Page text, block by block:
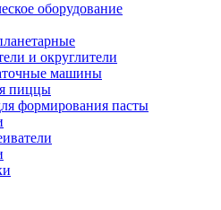
оборудование
и округлители
машины
пиццы
формирования пасты